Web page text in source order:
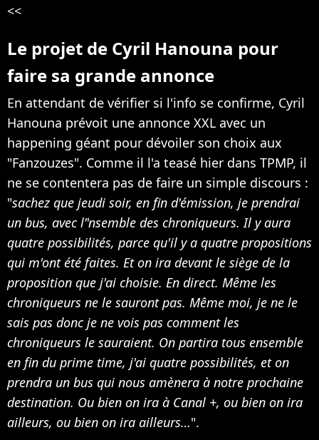
<<
Le projet de Cyril Hanouna pour
faire sa grande annonce
En attendant de vérifier si l'info se confirme, Cyril
Hanouna prévoit une annonce XXL avec un
happening géant pour dévoiler son choix aux
"Fanzouzes". Comme il l'a teasé hier dans TPMP, il
ne se contentera pas de faire un simple discours :
"sachez que jeudi soir, en fin d'émission, je prendrai
un bus, avec l’'nsemble des chroniqueurs. Il y aura
quatre possibilités, parce qu'il y a quatre propositions
qui m'ont été faites. Et on ira devant le siège de la
proposition que j'ai choisie. En direct. Même les
chroniqueurs ne le sauront pas. Même moi, je ne le
sais pas donc je ne vois pas comment les
chroniqueurs le sauraient. On partira tous ensemble
en fin du prime time, j'ai quatre possibilités, et on
prendra un bus qui nous amènera à notre prochaine
destination. Ou bien on ira à Canal +, ou bien on ira
ailleurs, ou bien on ira ailleurs…".